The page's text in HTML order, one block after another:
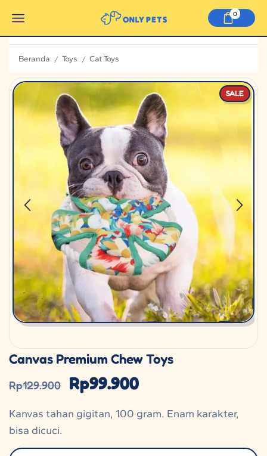
0
Beranda / Toys / Cat Toys
SALE
Canvas Premium Chew Toys
Rp129.900 Rp99.900
Kanvas tahan gigitan, 100 gram. Enam karakter,
bisa dicuci.